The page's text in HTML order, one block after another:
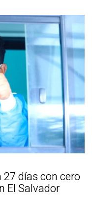
días con cero
El Salvador